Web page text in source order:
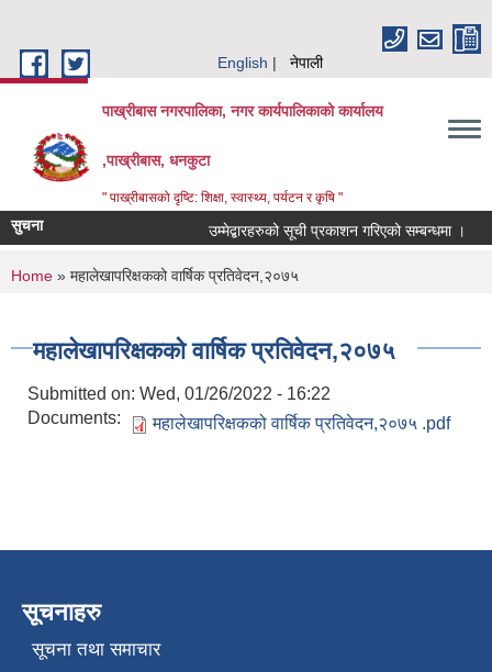
English नेपाली
पाख्रीबास नगरपालिका, नगर कार्यपालिकाको कार्यालय
,पाख्रीबास, धनकुटा
" पाख्रीबासको दृष्टि: शिक्षा, स्वास्थ्य, पर्यटन र कृषि "
सुचना उम्मेद्बारहरुको सूची प्रकाशन गरिएको सम्बन्धमा ।
You are here
Home » महालेखापरिक्षकको वार्षिक प्रतिवेदन,२०७५
महालेखापरिक्षकको वार्षिक प्रतिवेदन,२०७५
Submitted on: Wed, 01/26/2022 - 16:22
Documents:
महालेखापरिक्षकको वार्षिक प्रतिवेदन,२०७५ .pdf
सूचनाहरु
सूचना तथा समाचार